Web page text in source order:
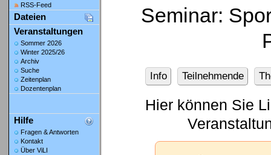
RSS-Feed
Dateien
Veranstaltungen
Sommer 2026
Winter 2025/26
Archiv
Suche
Zeitenplan
Dozentenplan
Hilfe
Fragen & Antworten
Kontakt
Über ViLI
Seminar:
Info Teilnehmende
Hier können Sie